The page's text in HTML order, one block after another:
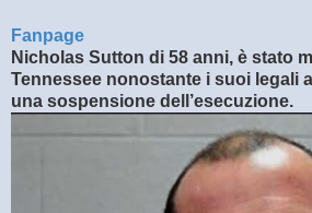
Fanpage
Nicholas Sutton di 58 anni, è stato
Tennessee nonostante i suoi legali
una sospensione dell’esecuzione.